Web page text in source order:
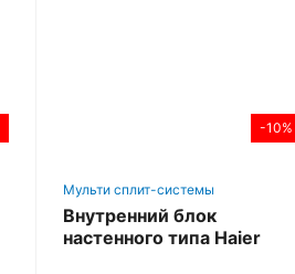
-10%
Мульти сплит-системы
Внутренний блок
настенного типа Haier